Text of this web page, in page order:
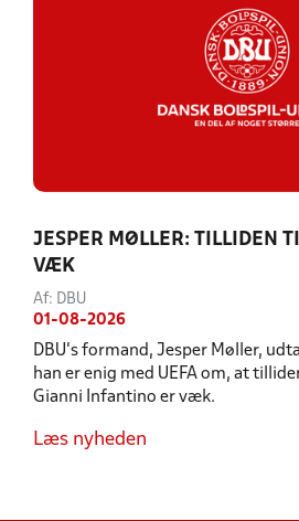
JESPER MØLLER: TILLIDEN
VÆK
Af: DBU
01-08-2026
DBU's formand, Jesper Møller,
han er enig med UEFA om, at
Gianni Infantino er væk.
Læs nyheden